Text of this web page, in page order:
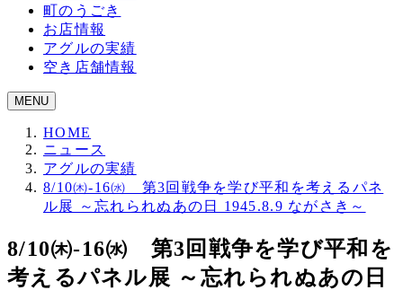
町のうごき
お店情報
アグルの実績
空き店舗情報
MENU
HOME
ニュース
アグルの実績
8/10㈭-16㈬ 第3回戦争を学び平和を考えるパネ
ル展 ～忘れられぬあの日 1945.8.9 ながさき～
8/10㈭-16㈬ 第3回戦争を学び平和を
考えるパネル展 ～忘れられぬあの日